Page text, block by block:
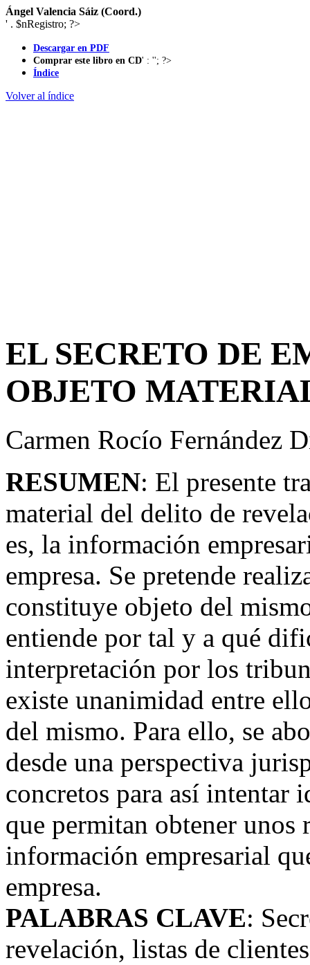
Ángel Valencia Sáiz (Coord.)
' . $nRegistro; ?>
Descargar en PDF
Comprar este libro en CD' : ''; ?>
Índice
Volver al índice
EL SECRETO DE
OBJETO
Carmen Rocío Fernández
RESUMEN: El presente
material del delito de
es, la información
empresa. Se pretende
constituye objeto del
entiende por tal y a qué
interpretación por los
existe unanimidad entre
del mismo. Para ello, se
desde una perspectiva
concretos para así intentar
que permitan obtener unos
información empresarial
empresa.
PALABRAS CLAVE:
revelación, listas de